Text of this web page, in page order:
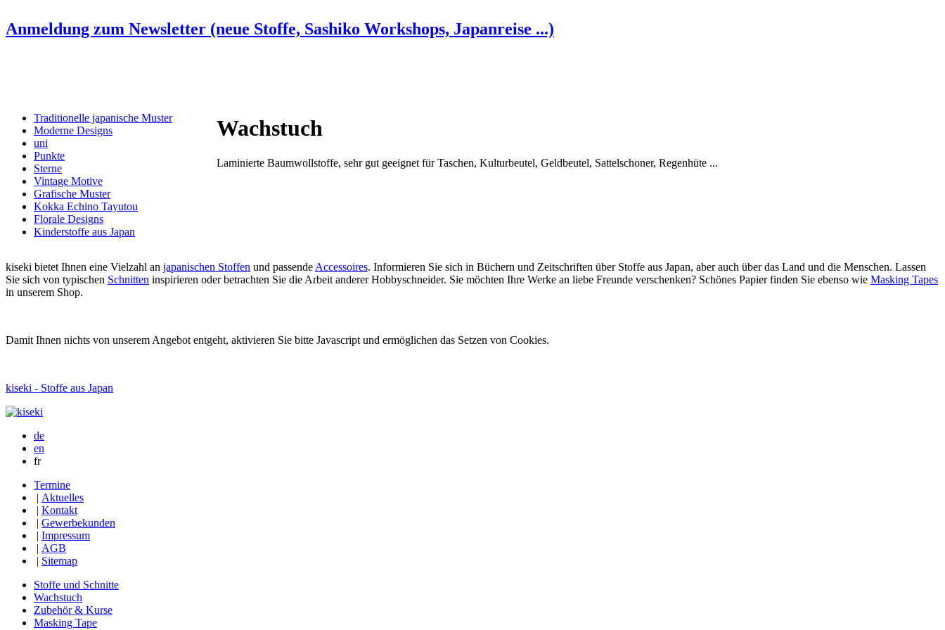
Anmeldung zum Newsletter (neue Stoffe, Sashiko Workshops, Japanreise ...)
Traditionelle japanische Muster
Moderne Designs
uni
Punkte
Sterne
Vintage Motive
Grafische Muster
Kokka Echino Tayutou
Florale Designs
Kinderstoffe aus Japan
Wachstuch
Laminierte Baumwollstoffe, sehr gut geeignet für Taschen, Kulturbeutel, Geldbeutel, Sattelschoner, Regenhüte ...
kiseki bietet Ihnen eine Vielzahl an japanischen Stoffen und passende Accessoires. Informieren Sie sich in Büchern und Zeitschriften über Stoffe aus Japan, aber auch über das Land und die Menschen. Lassen
Sie sich von typischen Schnitten inspirieren oder betrachten Sie die Arbeit anderer Hobbyschneider. Sie möchten Ihre Werke an liebe Freunde verschenken? Schönes Papier finden Sie ebenso wie Masking Tapes
in unserem Shop.
Damit Ihnen nichts von unserem Angebot entgeht, aktivieren Sie bitte Javascript und ermöglichen das Setzen von Cookies.
kiseki - Stoffe aus Japan
de
en
fr
Termine
| Aktuelles
| Kontakt
| Gewerbekunden
| Impressum
| AGB
| Sitemap
Stoffe und Schnitte
Wachstuch
Zubehör & Kurse
Masking Tape